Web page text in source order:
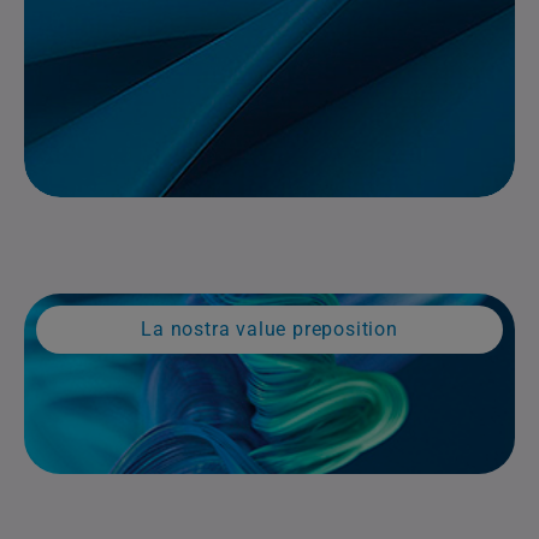
La nostra value preposition